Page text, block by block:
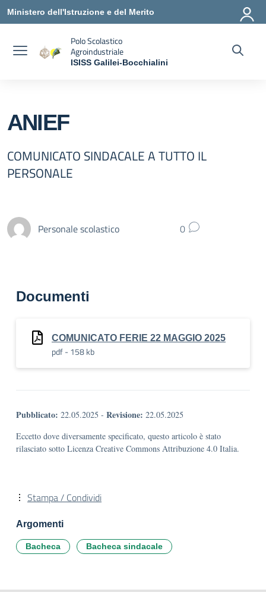
Vai ai contenuti
Vai al menu di navigazione
Vai al footer
Ministero dell'Istruzione e del Merito
Polo Scolastico
Agroindustriale
ISISS Galilei-Bocchialini
ANIEF
COMUNICATO SINDACALE A TUTTO IL
PERSONALE
Personale scolastico 0
Documenti
COMUNICATO FERIE 22 MAGGIO 2025
pdf - 158 kb
Pubblicato: 22.05.2025 - Revisione: 22.05.2025
Eccetto dove diversamente specificato, questo articolo è stato
rilasciato sotto Licenza Creative Commons Attribuzione 4.0 Italia.
Stampa / Condividi
Argomenti
Bacheca Bacheca sindacale